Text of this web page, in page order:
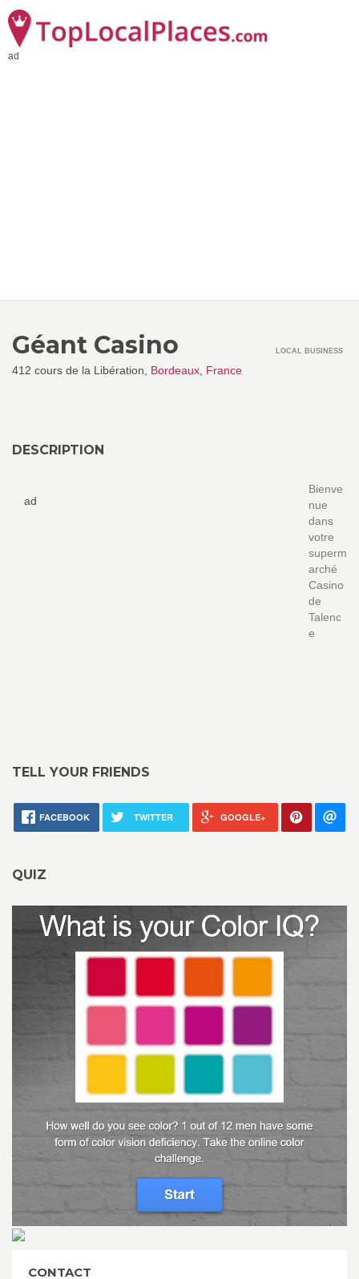
ad
Géant Casino
412 cours de la Libération, Bordeaux France
LOCAL BUSINESS
DESCRIPTION
ad
Bienve
nue
dans
votre
superm
arché
Casino
de
Talenc
e
TELL YOUR FRIENDS
FACEBOOK TWITTER GOOGLE+
QUIZ
CONTACT